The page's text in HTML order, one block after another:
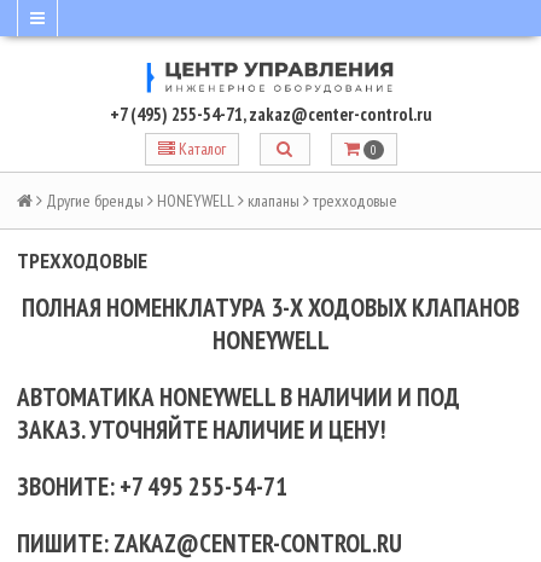
+7 (495) 255-54-71,zakaz@center-control.ru
Каталог 0
Другие бренды HONEYWELL клапаны трехходовые
ТРЕХХОДОВЫЕ
ПОЛНАЯ НОМЕНКЛАТУРА 3-Х ХОДОВЫХ КЛАПАНОВ
HONEYWELL
АВТОМАТИКА HONEYWELL В НАЛИЧИИ И ПОД
ЗАКАЗ. УТОЧНЯЙТЕ НАЛИЧИЕ И ЦЕНУ!
ЗВОНИТЕ: +7 495 255-54-71
ПИШИТЕ: ZAKAZ@CENTER-CONTROL.RU